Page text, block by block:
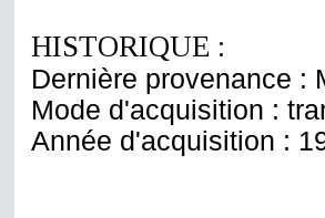
HISTORIQUE :
Dernière provenance :
Mode d'acquisition :
Année d'acquisition :